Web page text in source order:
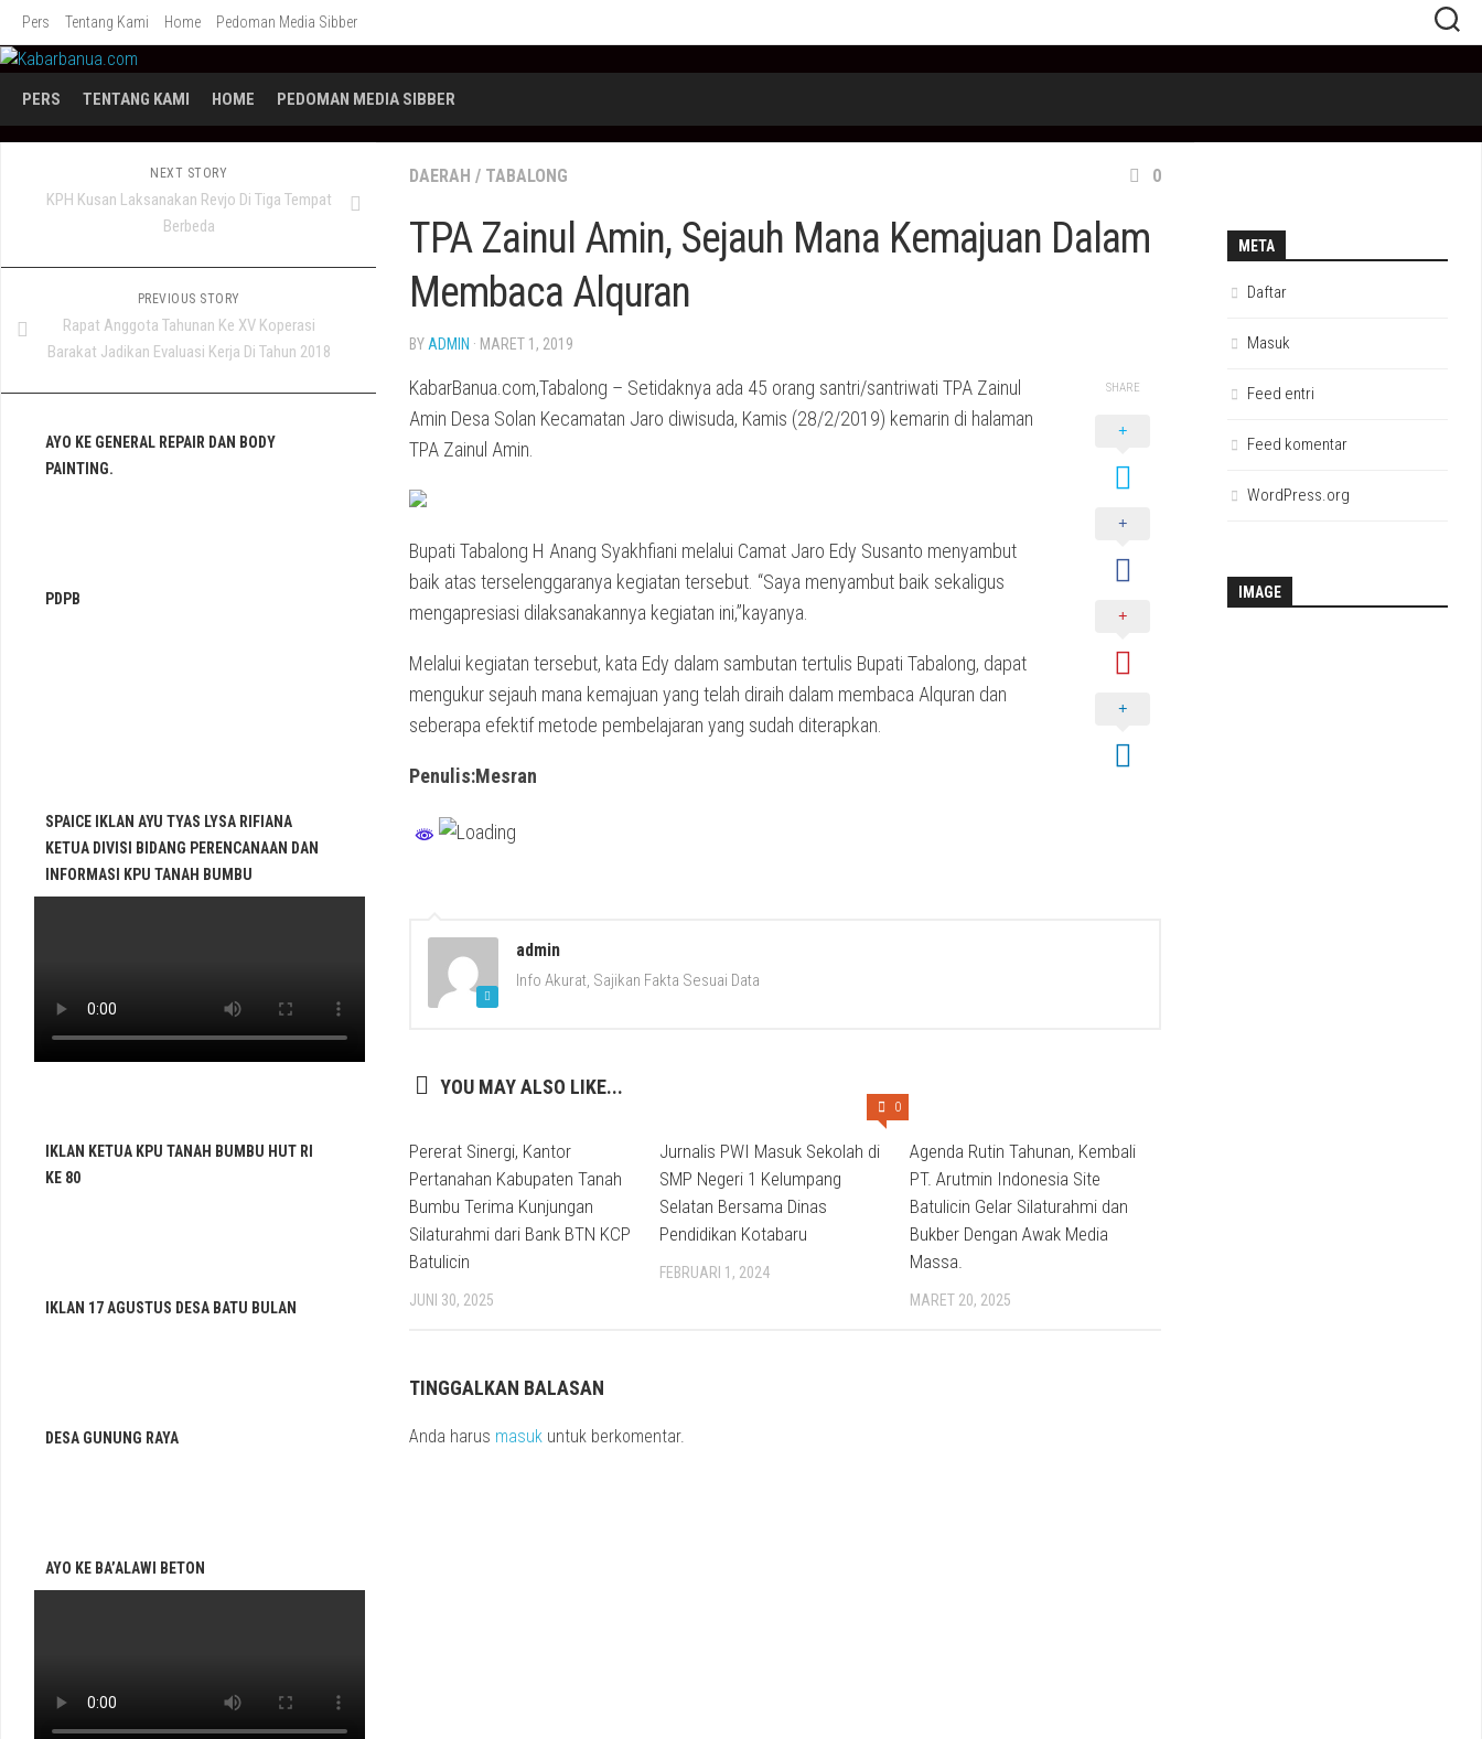
Skip
content
Pers Tentang Kami Home Pedoman Media Sibber
PERS TENTANG KAMI HOME PEDOMAN MEDIA SIBBER
DAERAH / TABALONG 0
TPA Zainul Amin, Sejauh Mana Kemajuan Dalam
Membaca Alquran
BY ADMIN · MARET 1, 2019
KabarBanua.com,Tabalong – Setidaknya ada 45 orang santri/santriwati TPA Zainul
Amin Desa Solan Kecamatan Jaro diwisuda, Kamis (28/2/2019) kemarin di halaman
TPA Zainul Amin.
Bupati Tabalong H Anang Syakhfiani melalui Camat Jaro Edy Susanto menyambut
baik atas terselenggaranya kegiatan tersebut. “Saya menyambut baik sekaligus
mengapresiasi dilaksanakannya kegiatan ini,”kayanya.
Melalui kegiatan tersebut, kata Edy dalam sambutan tertulis Bupati Tabalong, dapat
mengukur sejauh mana kemajuan yang telah diraih dalam membaca Alquran dan
seberapa efektif metode pembelajaran yang sudah diterapkan.
Penulis:Mesran
SHARE
admin
Info Akurat, Sajikan Fakta Sesuai Data
YOU MAY ALSO LIKE...
Pererat Sinergi, Kantor
Pertanahan Kabupaten Tanah
Bumbu Terima Kunjungan
Silaturahmi dari Bank BTN KCP
Batulicin
JUNI 30, 2025
0
Jurnalis PWI Masuk Sekolah di
SMP Negeri 1 Kelumpang
Selatan Bersama Dinas
Pendidikan Kotabaru
FEBRUARI 1, 2024
Agenda Rutin Tahunan, Kembali
PT. Arutmin Indonesia Site
Batulicin Gelar Silaturahmi dan
Bukber Dengan Awak Media
Massa.
MARET 20, 2025
TINGGALKAN BALASAN
Anda harus masuk untuk berkomentar.
NEXT STORY
KPH Kusan Laksanakan Revjo Di Tiga Tempat
Berbeda
PREVIOUS STORY
Rapat Anggota Tahunan Ke XV Koperasi
Barakat Jadikan Evaluasi Kerja Di Tahun 2018
AYO KE GENERAL REPAIR DAN BODY
PAINTING.
PDPB
SPAICE IKLAN AYU TYAS LYSA RIFIANA
KETUA DIVISI BIDANG PERENCANAAN DAN
INFORMASI KPU TANAH BUMBU
IKLAN KETUA KPU TANAH BUMBU HUT RI
KE 80
IKLAN 17 AGUSTUS DESA BATU BULAN
DESA GUNUNG RAYA
AYO KE BA’ALAWI BETON
META
Daftar
Masuk
Feed entri
Feed komentar
WordPress.org
IMAGE